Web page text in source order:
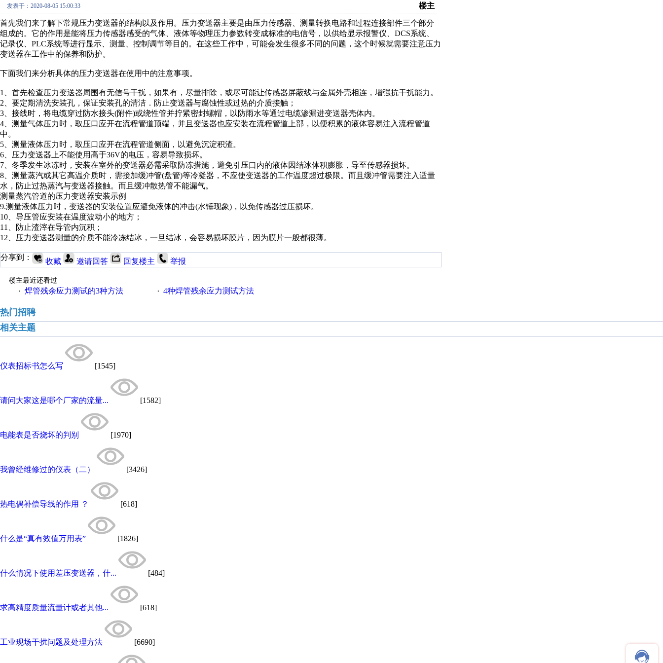
发表于：2020-08-05 15:00:33 楼主
首先我们来了解下常规压力变送器的结构以及作用。压力变送器主要是由压力传感器、测量转换电路和过程连接部件三个部分
组成的。它的作用是能将压力传感器感受的气体、液体等物理压力参数转变成标准的电信号，以供给显示报警仪、DCS系统、
记录仪、PLC系统等进行显示、测量、控制调节等目的。在这些工作中，可能会发生很多不同的问题，这个时候就需要注意压力
变送器在工作中的保养和防护。
下面我们来分析具体的压力变送器在使用中的注意事项。
1、首先检查压力变送器周围有无信号干扰，如果有，尽量排除，或尽可能让传感器屏蔽线与金属外壳相连，增强抗干扰能力。
2、要定期清洗安装孔，保证安装孔的清洁．防止变送器与腐蚀性或过热的介质接触；
3、接线时，将电缆穿过防水接头(附件)或绕性管并拧紧密封螺帽，以防雨水等通过电缆渗漏进变送器壳体内。
4、测量气体压力时，取压口应开在流程管道顶端，并且变送器也应安装在流程管道上部，以便积累的液体容易注入流程管道
中。
5、测量液体压力时，取压口应开在流程管道侧面，以避免沉淀积渣。
6、压力变送器上不能使用高于36V的电压，容易导致损坏。
7、冬季发生冰冻时，安装在室外的变送器必需采取防冻措施，避免引压口内的液体因结冰体积膨胀，导至传感器损坏。
8、测量蒸汽或其它高温介质时，需接加缓冲管(盘管)等冷凝器，不应使变送器的工作温度超过极限。而且缓冲管需要注入适量
水，防止过热蒸汽与变送器接触。而且缓冲散热管不能漏气。
测量蒸汽管道的压力变送器安装示例
9.测量液体压力时，变送器的安装位置应避免液体的冲击(水锤现象)，以免传感器过压损坏。
10、导压管应安装在温度波动小的地方；
11、防止渣滓在导管内沉积；
12、压力变送器测量的介质不能冷冻结冰，一旦结冰，会容易损坏膜片，因为膜片一般都很薄。
分享到： 收藏 邀请回答 回复楼主 举报
楼主最近还看过
· 焊管残余应力测试的3种方法 · 4种焊管残余应力测试方法
热门招聘
相关主题
仪表招标书怎么写 [1545]
请问大家这是哪个厂家的流量... [1582]
电能表是否烧坏的判别 [1970]
我曾经维修过的仪表（二） [3426]
热电偶补偿导线的作用 ？ [618]
什么是“真有效值万用表” [1826]
什么情况下使用差压变送器，什... [484]
求高精度质量流量计或者其他... [618]
工业现场干扰问题及处理方法 [6690]